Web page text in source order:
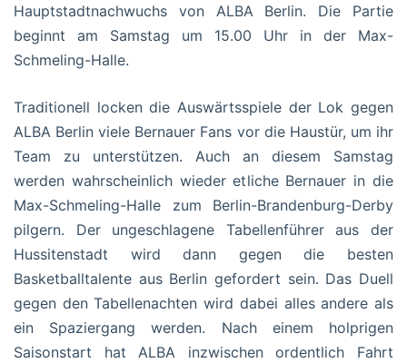
Hauptstadtnachwuchs von ALBA Berlin. Die Partie
beginnt am Samstag um 15.00 Uhr in der Max-
Schmeling-Halle.
Traditionell locken die Auswärtsspiele der Lok gegen
ALBA Berlin viele Bernauer Fans vor die Haustür, um ihr
Team zu unterstützen. Auch an diesem Samstag
werden wahrscheinlich wieder etliche Bernauer in die
Max-Schmeling-Halle zum Berlin-Brandenburg-Derby
pilgern. Der ungeschlagene Tabellenführer aus der
Hussitenstadt wird dann gegen die besten
Basketballtalente aus Berlin gefordert sein. Das Duell
gegen den Tabellenachten wird dabei alles andere als
ein Spaziergang werden. Nach einem holprigen
Saisonstart hat ALBA inzwischen ordentlich Fahrt